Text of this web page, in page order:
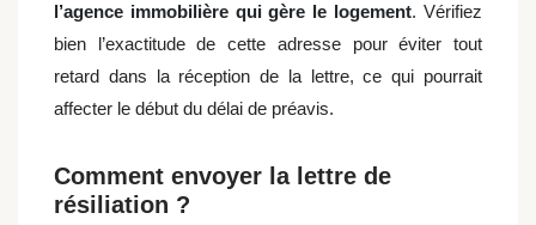
l’agence immobilière qui gère le logement. Vérifiez
bien l’exactitude de cette adresse pour éviter tout
retard dans la réception de la lettre, ce qui pourrait
affecter le début du délai de préavis.
Comment envoyer la lettre de
résiliation ?